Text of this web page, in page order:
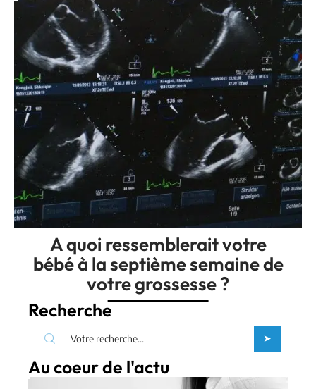
A quoi ressemblerait votre
bébé à la septième semaine de
votre grossesse ?
Recherche
Au coeur de l'actu